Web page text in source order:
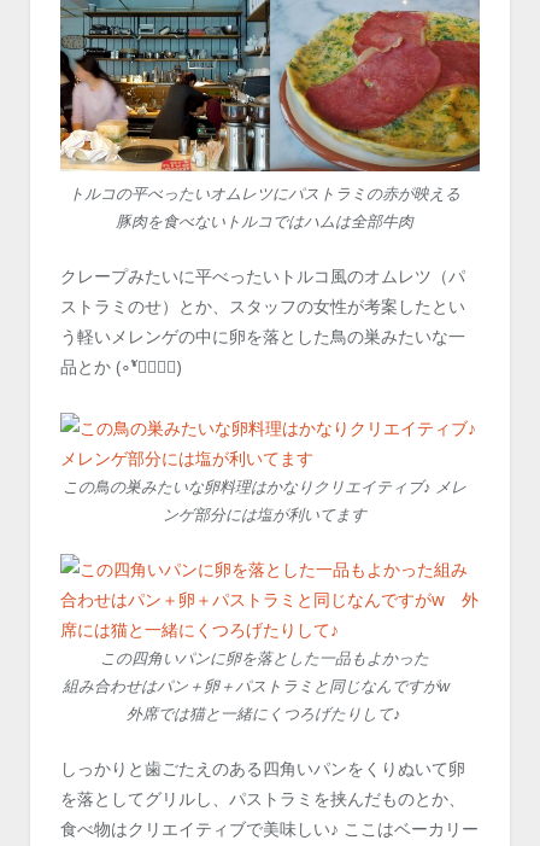
トルコの平べったいオムレツにパストラミの赤が映える
豚肉を食べないトルコではハムは全部牛肉
クレープみたいに平べったいトルコ風のオムレツ（パ
ストラミのせ）とか、スタッフの女性が考案したとい
う軽いメレンゲの中に卵を落とした鳥の巣みたいな一
品とか (∘❛ั⌔❛ั∘)
この鳥の巣みたいな卵料理はかなりクリエイティブ♪ メレ
ンゲ部分には塩が利いてます
この四角いパンに卵を落とした一品もよかった
組み合わせはパン＋卵＋パストラミと同じなんですがw
外席では猫と一緒にくつろげたりして♪
しっかりと歯ごたえのある四角いパンをくりぬいて卵
を落としてグリルし、パストラミを挟んだものとか、
食べ物はクリエイティブで美味しい♪ ここはベーカリー